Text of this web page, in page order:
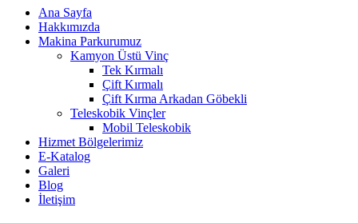
Ana Sayfa
Hakkımızda
Makina Parkurumuz
Kamyon Üstü Vinç
Tek Kırmalı
Çift Kırmalı
Çift Kırma Arkadan Göbekli
Teleskobik Vinçler
Mobil Teleskobik
Hizmet Bölgelerimiz
E-Katalog
Galeri
Blog
İletişim